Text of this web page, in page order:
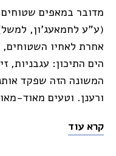
מדובר במאפים
(ע"ע לחמאעג'ון,
אחרת לאחיו
הים התיכון: עגבניות,
המשונה הזה שפקד
ורענן. וטעים מאוד-
קרא עוד